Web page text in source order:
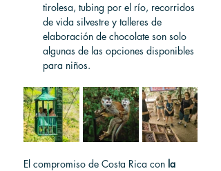
tirolesa, tubing por el río, recorridos
de vida silvestre y talleres de
elaboración de chocolate son solo
algunas de las opciones disponibles
para niños.
El compromiso de Costa Rica con la